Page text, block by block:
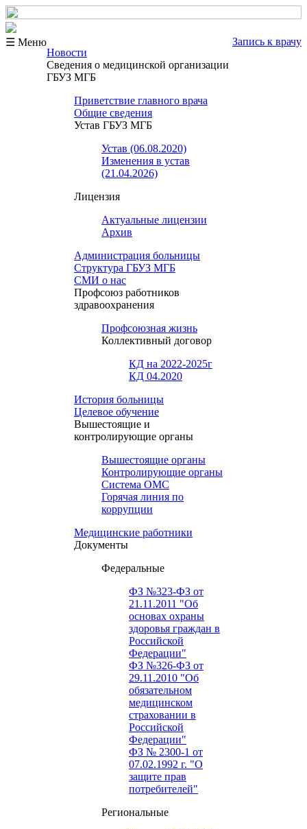
☰ Меню
Запись к врачу
Новости
Сведения о медицинской организации
ГБУЗ МГБ
Приветствие главного врача
Общие сведения
Устав ГБУЗ МГБ
Устав (06.08.2020)
Изменения в устав
(21.04.2026)
Лицензия
Актуальные лицензии
Архив
Администрация больницы
Структура ГБУЗ МГБ
СМИ о нас
Профсоюз работников
здравоохранения
Профсоюзная жизнь
Коллективный договор
КД на 2022-2025г
КД 04.2020
История больницы
Целевое обучение
Вышестоящие и
контролирующие органы
Вышестоящие органы
Контролирующие органы
Система ОМС
Горячая линия по
коррупции
Медицинские работники
Документы
Федеральные
ФЗ №323-ФЗ от
21.11.2011 "Об
основах охраны
здоровья граждан в
Российской
Федерации"
ФЗ №326-ФЗ от
29.11.2010 "Об
обязательном
медицинском
страховании в
Российской
Федерации"
ФЗ № 2300-1 от
07.02.1992 г. "О
защите прав
потребителей"
Региональные